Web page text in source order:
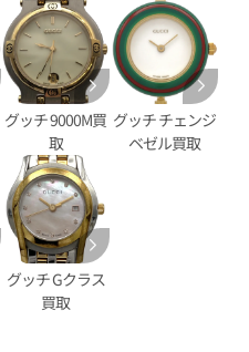
グッチ 9000M買
取
グッチ チェンジ
ベゼル買取
グッチ Gクラス
買取